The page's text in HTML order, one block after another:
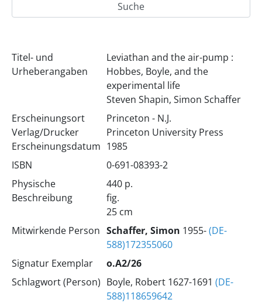
Titel- und
Urheberangaben
Leviathan and the air-pump :
Hobbes, Boyle, and the
experimental life
Steven Shapin, Simon Schaffer
Erscheinungsort
Verlag/Drucker
Erscheinungsdatum
Princeton - N.J.
Princeton University Press
1985
ISBN
0-691-08393-2
Physische
Beschreibung
440 p.
fig.
25 cm
Mitwirkende Person Schaffer, Simon 1955-(DE-
588)172355060
Signatur Exemplar
o.A2/26
Schlagwort (Person) Boyle, Robert 1627-1691 (DE-
588)118659642